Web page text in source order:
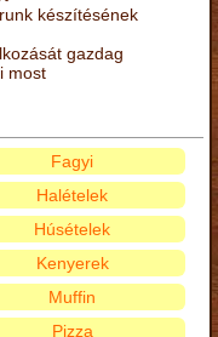
készítésének
gazdag
most
Fagyi
Halételek
Húsételek
Kenyerek
Muffin
Pizza